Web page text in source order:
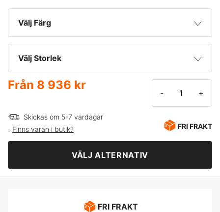
Välj Färg
Välj Storlek
XS
S
M
L
Från 8 936 kr
- +
Skickas om 5-7 vardagar
Finns varan i butik?
FRI FRAKT
VÄLJ ALTERNATIV
FRI FRAKT